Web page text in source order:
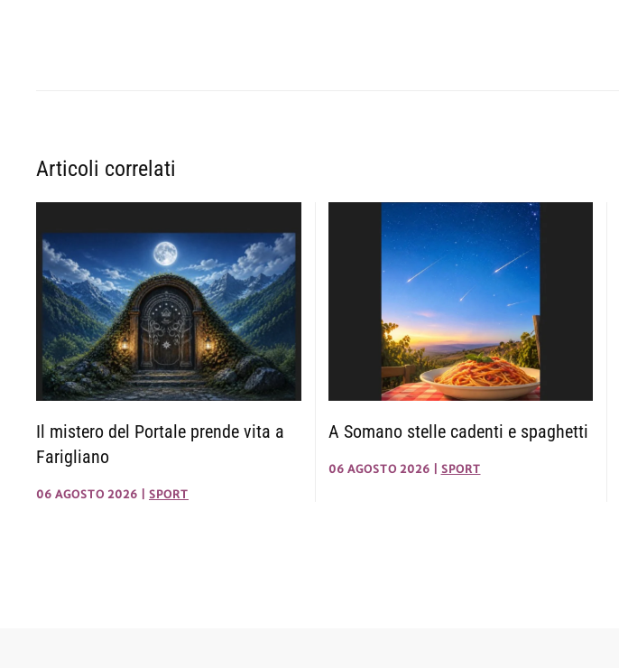
Articoli correlati
Il mistero del Portale prende vita a
Farigliano
06 AGOSTO 2026 SPORT
A Somano stelle cadenti e spaghetti
06 AGOSTO 2026 SPORT